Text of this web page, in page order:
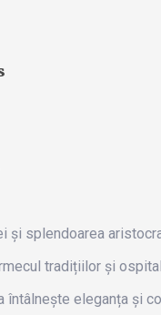
și splendoarea
tradițiilor și
întâlnește eleganța și